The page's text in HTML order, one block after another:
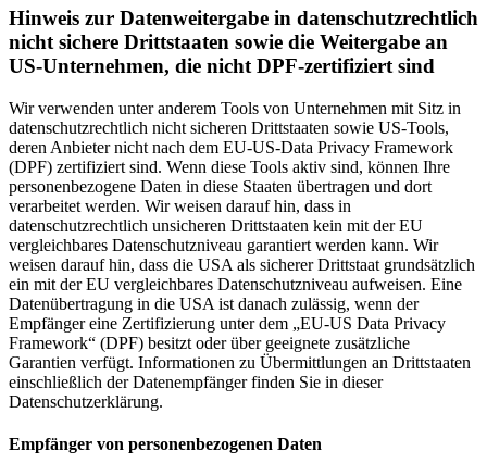
Hinweis zur Datenweitergabe in datenschutzrechtlich
nicht sichere Drittstaaten sowie die Weitergabe an
US-Unternehmen, die nicht DPF-zertifiziert sind
Wir verwenden unter anderem Tools von Unternehmen mit Sitz in
datenschutzrechtlich nicht sicheren Drittstaaten sowie US-Tools,
deren Anbieter nicht nach dem EU-US-Data Privacy Framework
(DPF) zertifiziert sind. Wenn diese Tools aktiv sind, können Ihre
personenbezogene Daten in diese Staaten übertragen und dort
verarbeitet werden. Wir weisen darauf hin, dass in
datenschutzrechtlich unsicheren Drittstaaten kein mit der EU
vergleichbares Datenschutzniveau garantiert werden kann. Wir
weisen darauf hin, dass die USA als sicherer Drittstaat grundsätzlich
ein mit der EU vergleichbares Datenschutzniveau aufweisen. Eine
Datenübertragung in die USA ist danach zulässig, wenn der
Empfänger eine Zertifizierung unter dem „EU-US Data Privacy
Framework“ (DPF) besitzt oder über geeignete zusätzliche
Garantien verfügt. Informationen zu Übermittlungen an Drittstaaten
einschließlich der Datenempfänger finden Sie in dieser
Datenschutzerklärung.
Empfänger von personenbezogenen Daten